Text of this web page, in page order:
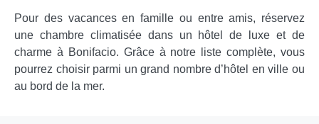
Pour des vacances en famille ou entre amis, réservez
une chambre climatisée dans un hôtel de luxe et de
charme à Bonifacio. Grâce à notre liste complète, vous
pourrez choisir parmi un grand nombre d’hôtel en ville ou
au bord de la mer.